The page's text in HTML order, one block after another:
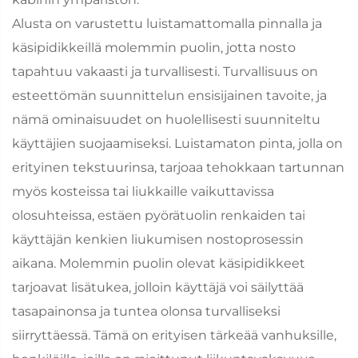
Alusta on varustettu luistamattomalla pinnalla ja
käsipidikkeillä molemmin puolin, jotta nosto
tapahtuu vakaasti ja turvallisesti. Turvallisuus on
esteettömän suunnittelun ensisijainen tavoite, ja
nämä ominaisuudet on huolellisesti suunniteltu
käyttäjien suojaamiseksi. Luistamaton pinta, jolla on
erityinen tekstuurinsa, tarjoaa tehokkaan tartunnan
myös kosteissa tai liukkaille vaikuttavissa
olosuhteissa, estäen pyörätuolin renkaiden tai
käyttäjän kenkien liukumisen nostoprosessin
aikana. Molemmin puolin olevat käsipidikkeet
tarjoavat lisätukea, jolloin käyttäjä voi säilyttää
tasapainonsa ja tuntea olonsa turvalliseksi
siirryttäessä. Tämä on erityisen tärkeää vanhuksille,